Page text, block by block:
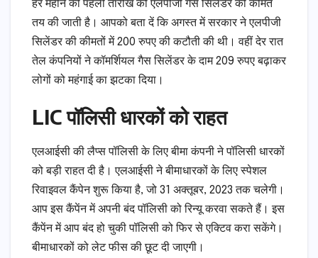
हर महीने की पहली तारीख को एलपीजी गैस सिलेंडर की कीमत
तय की जाती है। आपको बता दें कि अगस्त में सरकार ने एलपीजी
सिलेंडर की कीमतों में 200 रुपए की कटौती की थी। वहीं देर रात
तेल कंपनियों ने कॉमर्शियल गैस सिलेंडर के दाम 209 रुपए बढ़ाकर
लोगों को महंगाई का झटका दिया।
LIC पॉलिसी धारकों को राहत
एलआईसी की लैप्स पॉलिसी के लिए बीमा कंपनी ने पॉलिसी धारकों
को बड़ी राहत दी है। एलआईसी ने बीमाधारकों के लिए स्‍पेशल
रिवाइवल कैंपेन शुरू किया है, जो 31 अक्तूबर, 2023 तक चलेगी।
आप इस कैंपेंन में अपनी बंद पॉलिसी को रिन्यू करवा सकते हैं। इस
कैंपेंन में आप बंद हो चुकी पॉलिसी को फिर से एक्टिव करा सकेंगे।
बीमाधारकों को लेट फीस की छूट दी जाएगी।